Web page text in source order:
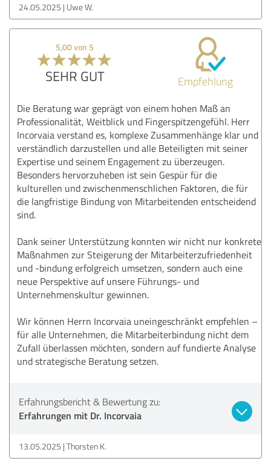
24.05.2025 Uwe W.
5,00 von 5
SEHR GUT Empfehlung
Die Beratung war geprägt von einem hohen Maß an
Professionalität, Weitblick und Fingerspitzengefühl. Herr
Incorvaia verstand es, komplexe Zusammenhänge klar und
verständlich darzustellen und alle Beteiligten mit seiner
Expertise und seinem Engagement zu überzeugen.
Besonders hervorzuheben ist sein Gespür für die
kulturellen und zwischenmenschlichen Faktoren, die für
die langfristige Bindung von Mitarbeitenden entscheidend
sind.
Dank seiner Unterstützung konnten wir nicht nur konkrete
Maßnahmen zur Steigerung der Mitarbeiterzufriedenheit
und -bindung erfolgreich umsetzen, sondern auch eine
neue Perspektive auf unsere Führungs- und
Unternehmenskultur gewinnen.
Wir können Herrn Incorvaia uneingeschränkt empfehlen –
für alle Unternehmen, die Mitarbeiterbindung nicht dem
Zufall überlassen möchten, sondern auf fundierte Analyse
und strategische Beratung setzen.
Erfahrungsbericht & Bewertung zu:
Erfahrungen mit Dr. Incorvaia
13.05.2025 Thorsten K.